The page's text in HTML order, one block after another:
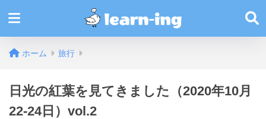
ホーム 旅行
日光の紅葉を見てきました（2020年10月
22‐24日）vol.2